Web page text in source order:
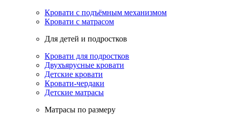
Кровати с подъёмным механизмом
Кровати с матрасом
Для детей и подростков
Кровати для подростков
Двухъярусные кровати
Детские кровати
Кровати-чердаки
Детские матрасы
Матрасы по размеру